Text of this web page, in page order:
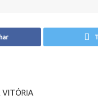
VITÓRIA